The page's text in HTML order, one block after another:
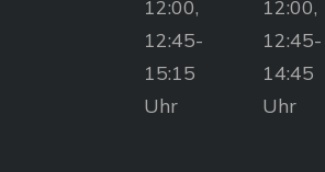
12:00,
12:45-
15:15
Uhr
12:00,
12:45-
14:45
Uhr